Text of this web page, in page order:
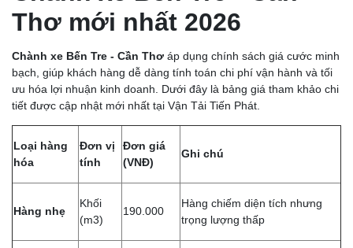
Thơ mới nhất 2026
Chành xe Bến Tre - Cần Thơ áp dụng chính sách giá cước minh
bạch, giúp khách hàng dễ dàng tính toán chi phí vận hành và tối
ưu hóa lợi nhuận kinh doanh. Dưới đây là bảng giá tham khảo chi
tiết được cập nhật mới nhất tại Vận Tải Tiến Phát.
Loại hàng
hóa
Đơn vị
tính
Đơn giá
(VNĐ)
Ghi chú
Hàng nhẹ
Khối
(m3)
190.000
Hàng chiếm diện tích nhưng
trọng lượng thấp